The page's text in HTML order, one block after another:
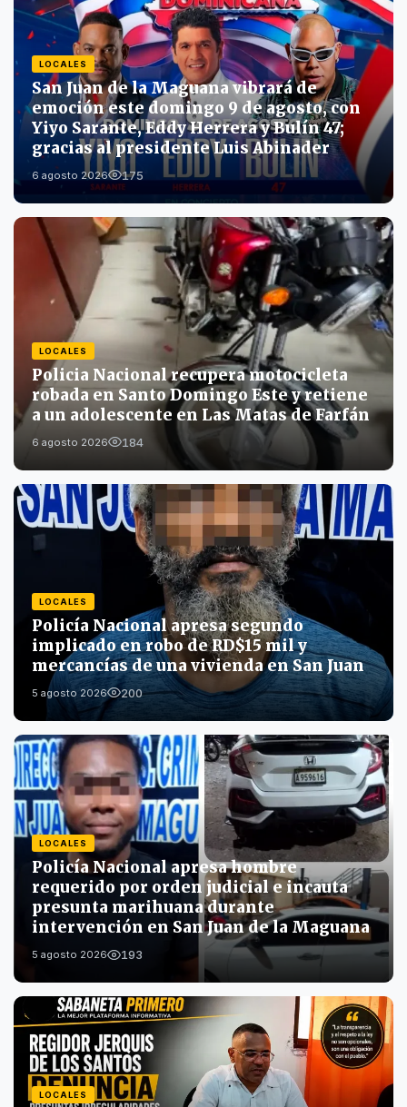
LOCALES
San Juan de la Maguana vibrará de
emoción este domingo 9 de agosto, con
Yiyo Sarante, Eddy Herrera y Bulín 47;
gracias al presidente Luis Abinader
6 agosto 2026 175
LOCALES
Policia Nacional recupera motocicleta
robada en Santo Domingo Este y retiene
a un adolescente en Las Matas de Farfán
6 agosto 2026 184
LOCALES
Policía Nacional apresa segundo
implicado en robo de RD$15 mil y
mercancías de una vivienda en San Juan
5 agosto 2026 200
LOCALES
Policía Nacional apresa hombre
requerido por orden judicial e incauta
presunta marihuana durante
intervención en San Juan de la Maguana
5 agosto 2026 193
LOCALES